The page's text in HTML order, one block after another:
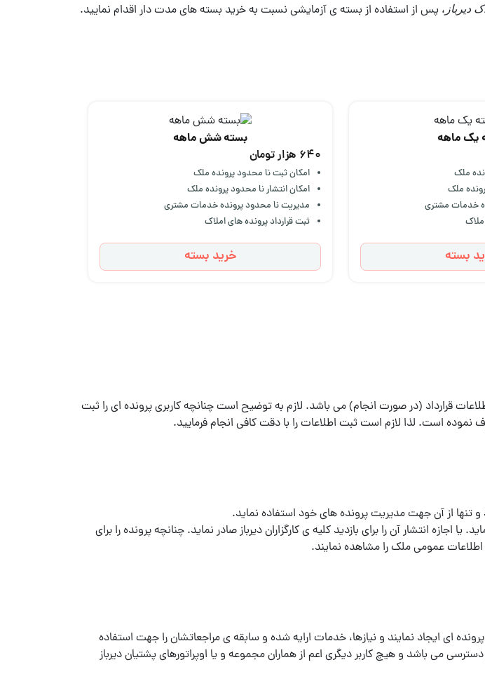
دیرباز ، پس از استفاده از بسته ی آزمایشی نسبت به خرید بسته های مدت دار اقدام نمایید.
یک ماهه
ملک
ملک
خدمات مشتری
بسته
بسته شش ماهه
640 هزار تومان
امکان ثبت نا محدود پرونده ملک
امکان انتشار نا محدود پرونده ملک
مدیریت نا محدود پرونده خدمات مشتری
ثبت قرارداد پرونده های املاک
خرید بسته
قرارداد (در صورت انجام) می باشد. لازم به توضیح است چنانچه کاربری پرونده ای را ثبت
نموده است. لذا لازم است ثبت اطلاعات را با دقت کافی انجام فرمایید.
تنها از آن جهت مدیریت پرونده های خود استفاده نماید.
انتشار آن را برای بازدید کلیه ی کارگزاران دیرباز صادر نماید. چنانچه پرونده را برای
اطلاعات عمومی ملک را مشاهده نمایند.
ای ایجاد نمایند و نیازها، خدمات ارایه شده و سابقه ی مراجعاتشان را جهت استفاده
می باشد و هیچ کاربر دیگری اعم از هماران مجموعه و یا اوپراتورهای پشتیان دیرباز